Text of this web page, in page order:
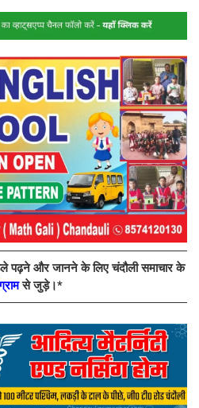
पढ़ने और जानने के लिए चंदौली समाचार के
से जुड़े।*